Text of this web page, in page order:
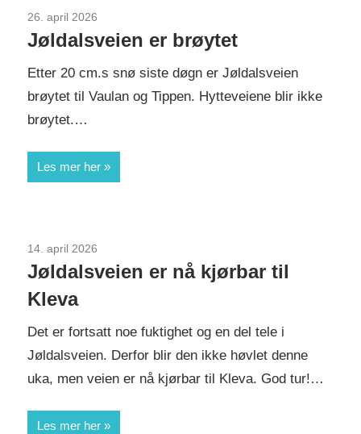
26. april 2026
Jøldalsveien er brøytet
Etter 20 cm.s snø siste døgn er Jøldalsveien
brøytet til Vaulan og Tippen. Hytteveiene blir ikke
brøytet.…
Les mer her
14. april 2026
Jøldalsveien er nå kjørbar til
Kleva
Det er fortsatt noe fuktighet og en del tele i
Jøldalsveien. Derfor blir den ikke høvlet denne
uka, men veien er nå kjørbar til Kleva. God tur!…
Les mer her